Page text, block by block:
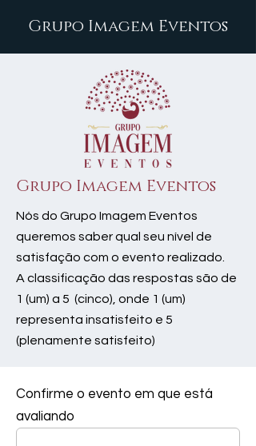
Grupo Imagem Eventos
Grupo Imagem Eventos
Nós do Grupo Imagem Eventos
queremos saber qual seu nível de
satisfação com o evento realizado.
A classificação das respostas são de
1 (um) a 5 (cinco), onde 1 (um)
representa insatisfeito e 5
(plenamente satisfeito)
Confirme o evento em que está
avaliando